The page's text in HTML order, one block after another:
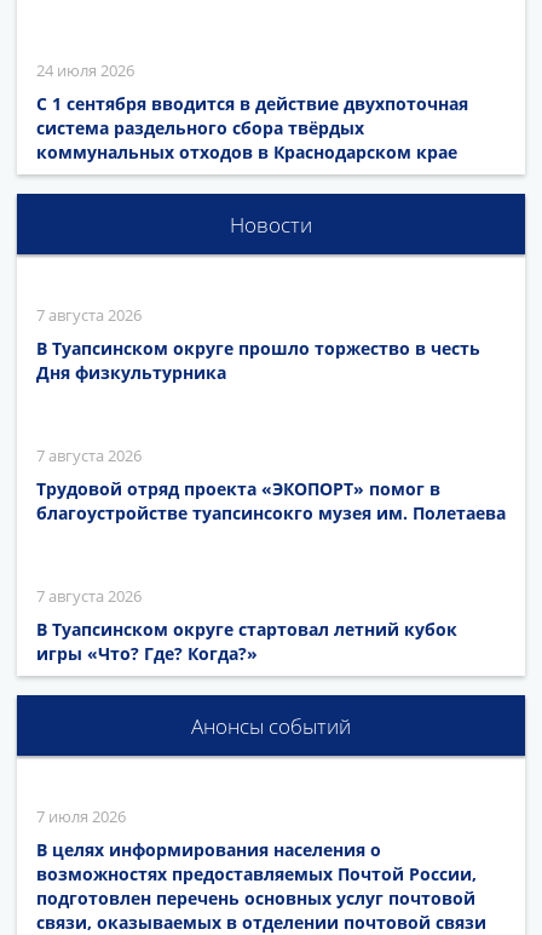
24 июля 2026
С 1 сентября вводится в действие двухпоточная
система раздельного сбора твёрдых
коммунальных отходов в Краснодарском крае
Новости
7 августа 2026
В Туапсинском округе прошло торжество в честь
Дня физкультурника
7 августа 2026
Трудовой отряд проекта «ЭКОПОРТ» помог в
благоустройстве туапсинсокго музея им. Полетаева
7 августа 2026
В Туапсинском округе стартовал летний кубок
игры «Что? Где? Когда?»
Анонсы событий
7 июля 2026
В целях информирования населения о
возможностях предоставляемых Почтой России,
подготовлен перечень основных услуг почтовой
связи, оказываемых в отделении почтовой связи